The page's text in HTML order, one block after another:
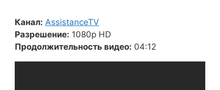
Канал: AssistanceTV
Разрешение: 1080p HD
Продолжительность видео: 04:12